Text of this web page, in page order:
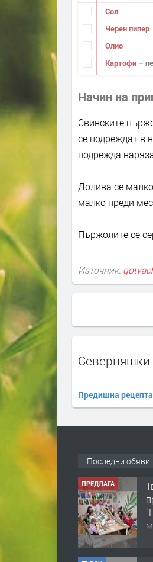
Сол
Черен пипер
Олио
Картофи –
Начин на
Свинските
се подреждат в
подрежда
Долива се
малко преди
Пържолите се
Източник:
Северняшки
Предишна рецепта
Последни обяви
ТЪРСИ